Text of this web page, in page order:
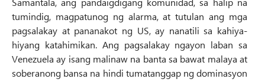
tumindig, magpatunog ng alarma, at tutulan ang mga
pagsalakay at pananakot ng US, ay nanatili sa kahiya-
hiyang katahimikan. Ang pagsalakay ngayon laban sa
Venezuela ay isang malinaw na banta sa bawat malaya at
soberanong bansa na hindi tumatanggap ng dominasyon